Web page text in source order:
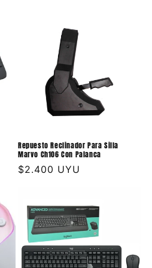
Repuesto Reclinador Para Silla
Marvo Ch106 Con Palanca
Precio
$2.400 UYU